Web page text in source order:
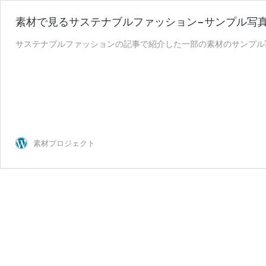
素材で見るサステナブルファッション−サンプル写
サステナブルファッションの記事で紹介した一部の素材のサンプル
素材プロジェクト